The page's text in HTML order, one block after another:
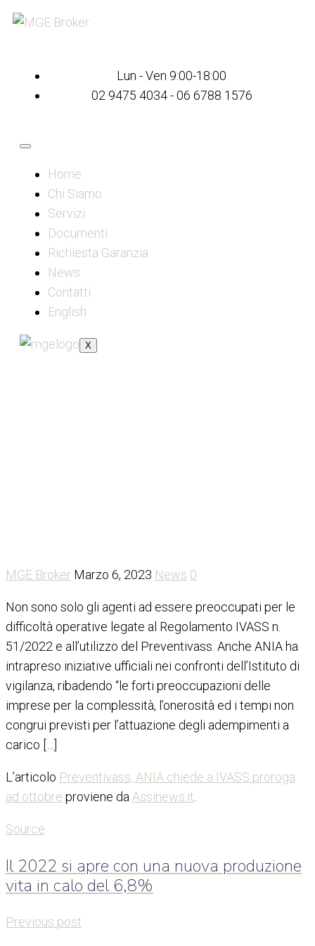
Lun - Ven 9:00-18:00
02 9475 4034 - 06 6788 1576
Home
Chi Siamo
Servizi
Documenti
Richiesta Garanzia
News
Contatti
English
X
MGE Broker Marzo 6, 2023 News 0
Non sono solo gli agenti ad essere preoccupati per le
difficoltà operative legate al Regolamento IVASS n.
51/2022 e all’utilizzo del Preventivass. Anche ANIA ha
intrapreso iniziative ufficiali nei confronti dell’Istituto di
vigilanza, ribadendo “le forti preoccupazioni delle
imprese per la complessità, l’onerosità ed i tempi non
congrui previsti per l’attuazione degli adempimenti a
carico […]
L’articolo Preventivass, ANIA chiede a IVASS proroga
ad ottobre proviene da Assinews.it
Source
Il 2022 si apre con una nuova produzione
vita in calo del 6,8%
Previous post